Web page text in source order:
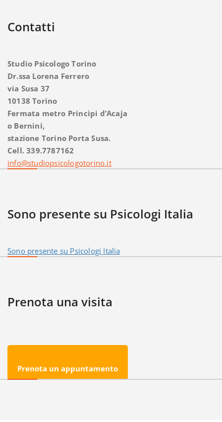
Contatti
Studio Psicologo Torino
Dr.ssa Lorena Ferrero
via Susa 37
10138 Torino
Fermata metro Principi d’Acaja
o Bernini,
stazione Torino Porta Susa.
Cell. 339.7787162
info@studiopsicologotorino.it
Sono presente su Psicologi Italia
Sono presente su Psicologi Italia
Prenota una visita
Prenota un appuntamento